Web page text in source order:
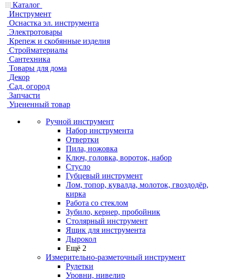
Каталог
Инструмент
Оснастка эл. инструмента
Электротовары
Крепеж и скобянные изделия
Стройматериалы
Сантехника
Товары для дома
Декор
Сад, огород
Запчасти
Уцененный товар
Ручной инструмент
Набор инструмента
Отвертки
Пила, ножовка
Ключ, головка, вороток, набор
Стусло
Губцевый инструмент
Лом, топор, кувалда, молоток, гвоздодёр,
кирка
Работа со стеклом
Зубило, кернер, пробойник
Столярный инструмент
Ящик для инструмента
Дырокол
Ещё 2
Измерительно-разметочный инструмент
Рулетки
Уровни, нивелир